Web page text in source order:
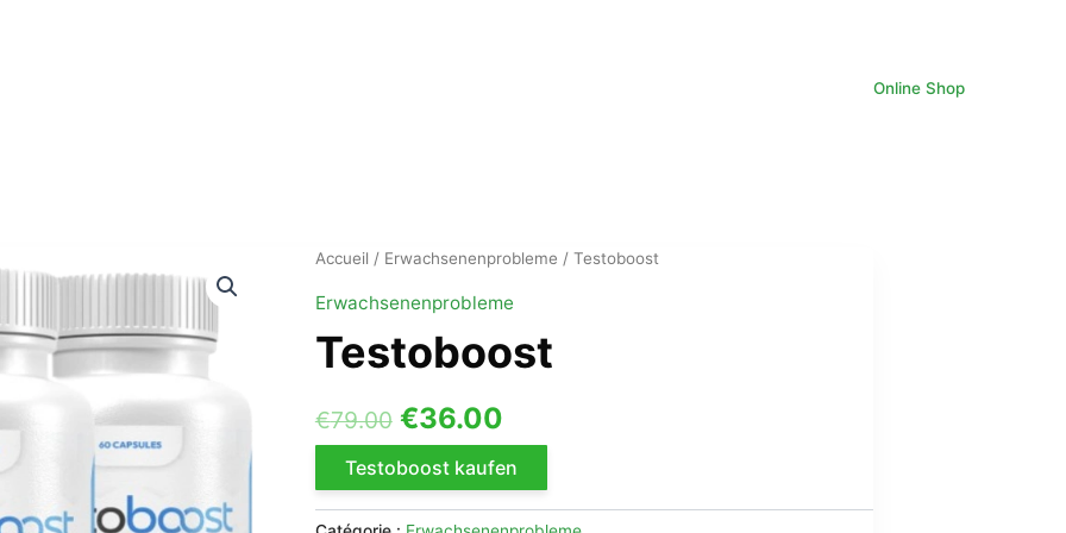
Online Shop
Accueil / Erwachsenenprobleme / Testoboost
Erwachsenenprobleme
Testoboost
€79.00 Le
prix
initial
€36.00Le
prix
actuel
Testoboost kaufen